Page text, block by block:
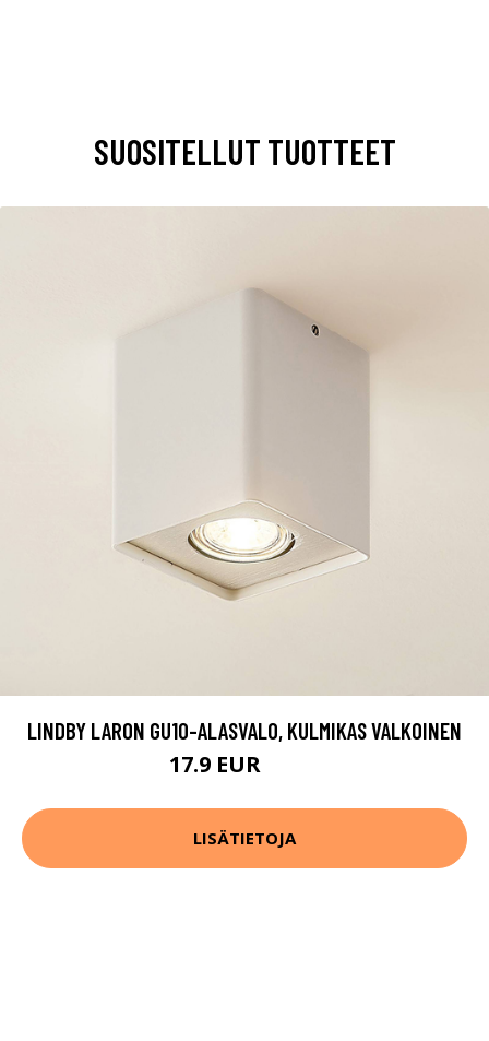
SUOSITELLUT TUOTTEET
LINDBY LARON GU10-ALASVALO, KULMIKAS VALKOINEN
17.9 EUR
LISÄTIETOJA